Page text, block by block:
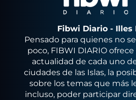
Fibwi Diario - Illes
Pensado para quienes no
poco, FIBWI DIARIO
actualidad de cada uno
ciudades de las Islas, la
sobre los temas que más
incluso, poder participar